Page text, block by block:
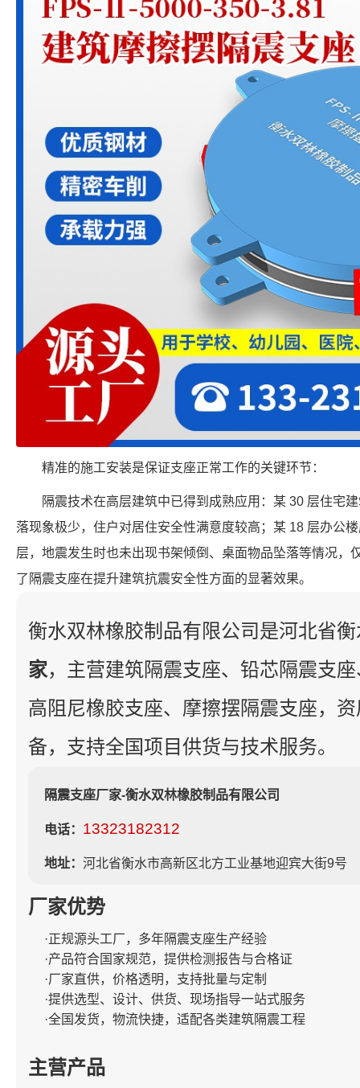
精准的施工安装是保证支座正常工作的关键环节：
隔震技术在高层建筑中已得到成熟应用：某 30 层住宅
落现象极少，住户对居住安全性满意度较高；某 18 层办公
层，地震发生时也未出现书架倾倒、桌面物品坠落等情况，
了隔震支座在提升建筑抗震安全性方面的显著效果。
衡水双林橡胶制品有限公司是河北省
家，主营建筑隔震支座、铅芯隔震支
高阻尼橡胶支座、摩擦摆隔震支座，
备，支持全国项目供货与技术服务。
隔震支座厂家-衡水双林橡胶制品有限公司
电话： 13323182312
地址： 河北省衡水市高新区北方工业基地迎宾大街9号
厂家优势
·正规源头工厂，多年隔震支座生产经验
·产品符合国家规范，提供检测报告与合格证
·厂家直供，价格透明，支持批量与定制
·提供选型、设计、供货、现场指导一站式服务
·全国发货，物流快捷，适配各类建筑隔震工程
主营产品